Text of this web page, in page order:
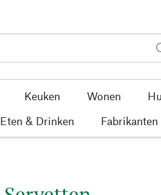
Keuken Wonen
Eten & Drinken Fabrikanten